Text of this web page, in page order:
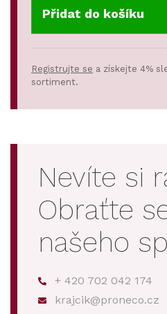
Přidat do košíku
Registrujte se a získejte 4%
sortiment.
Nevíte si
Obraťte
našeho
+ 420 702 042 174
krajcik@proneco.cz